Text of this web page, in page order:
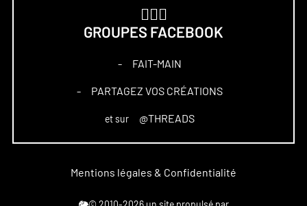
GROUPES FACEBOOK
– FAIT-MAIN
– PARTAGEZ VOS CRÉATIONS
et sur @THREADS
Mentions légales & Confidentialité